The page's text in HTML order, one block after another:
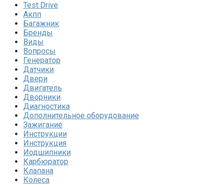
Test Drive
Акпп
Багажник
Бренды
Виды
Вопросы
Генератор
Датчики
Двери
Двигатель
Дворники
Диагностика
Дополнительное оборудование
Зажигание
Инструкции
Инструкция
Иодшипники
Карбюратор
Клапана
Колеса